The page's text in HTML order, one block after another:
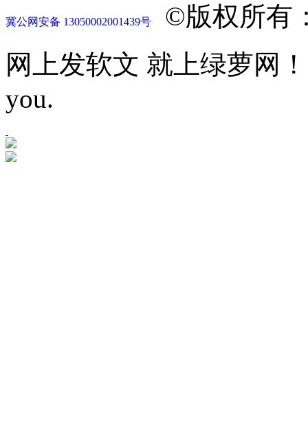
冀公网安备 13050002001439号
©版权所有
网上发软文 就上绿萝网！
you.